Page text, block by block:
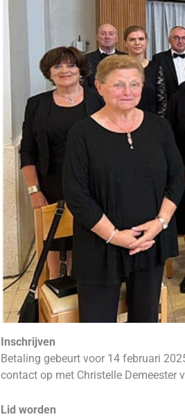
Inschrijven
Betaling gebeurt voor 14 februari
contact op met Christelle Demeester
Lid worden